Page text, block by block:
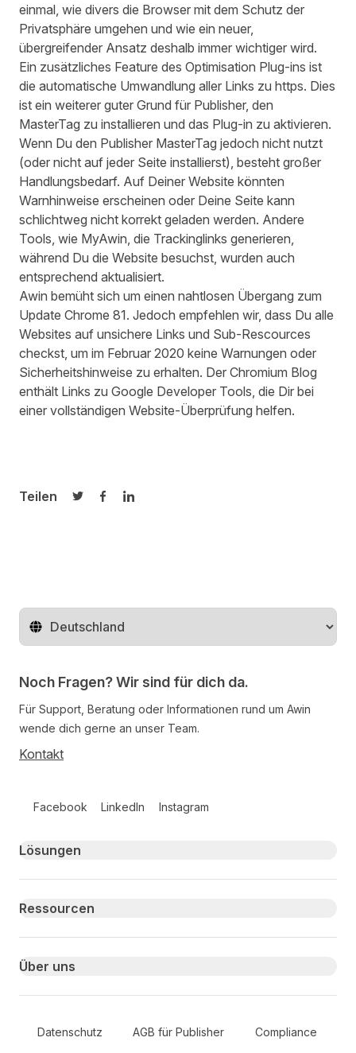
einmal, wie divers die Browser mit dem Schutz der
Privatsphäre umgehen und wie ein neuer,
übergreifender Ansatz deshalb immer wichtiger wird.
Ein zusätzliches Feature des Optimisation Plug-ins ist
die automatische Umwandlung aller Links zu https. Dies
ist ein weiterer guter Grund für Publisher, den
MasterTag zu installieren und das Plug-in zu aktivieren.
Wenn Du den Publisher MasterTag jedoch nicht nutzt
(oder nicht auf jeder Seite installierst), besteht großer
Handlungsbedarf. Auf Deiner Website könnten
Warnhinweise erscheinen oder Deine Seite kann
schlichtweg nicht korrekt geladen werden. Andere
Tools, wie MyAwin, die Trackinglinks generieren,
während Du die Website besuchst, wurden auch
entsprechend aktualisiert.
Awin bemüht sich um einen nahtlosen Übergang zum
Update Chrome 81. Jedoch empfehlen wir, dass Du alle
Websites auf unsichere Links und Sub-Rescources
checkst, um im Februar 2020 keine Warnungen oder
Sicherheitshinweise zu erhalten. Der Chromium Blog
enthält Links zu Google Developer Tools, die Dir bei
einer vollständigen Website-Überprüfung helfen.
Teilen
Auf Twitter teilen
Auf Facebook teilen
Auf LinkedIn teilen
Region ändern
Noch Fragen? Wir sind für dich da.
Für Support, Beratung oder Informationen rund um Awin
wende dich gerne an unser Team.
Kontakt
Facebook LinkedIn Instagram
Primary footer navigation
Lösungen
Ressourcen
Über uns
Secondary Footer Navigation
Datenschutz AGB für Publisher Compliance